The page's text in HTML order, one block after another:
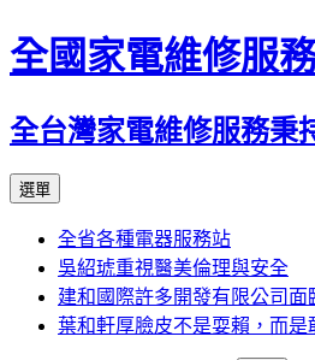
全國家電維修服
全台灣家電維修服務秉
選單
主
要
內
容
全省各種電器服務站
吳紹琥重視醫美倫理與安全
建和國際許多開發有限公司面
葉和軒厚臉皮不是耍賴，而是